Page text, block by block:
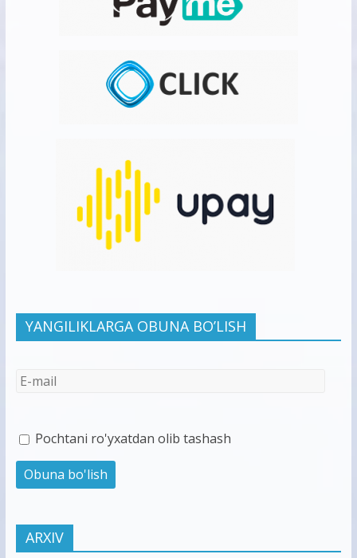
YANGILIKLARGA OBUNA BO’LISH
Pochtani ro'yxatdan olib tashash
ARXIV